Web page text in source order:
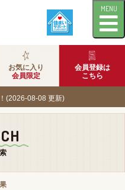
MENU
お気に入り
会員限定
会員登録は
こちら
(2026-08-08 更新)